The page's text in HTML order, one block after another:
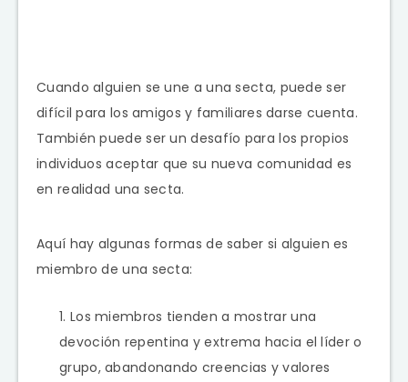
Cuando alguien se une a una secta, puede ser
difícil para los amigos y familiares darse cuenta.
También puede ser un desafío para los propios
individuos aceptar que su nueva comunidad es
en realidad una secta.
Aquí hay algunas formas de saber si alguien es
miembro de una secta:
Los miembros tienden a mostrar una
devoción repentina y extrema hacia el líder o
grupo, abandonando creencias y valores